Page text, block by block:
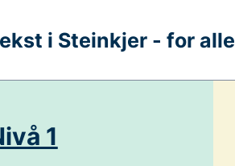
i Steinkjer - for alle
1